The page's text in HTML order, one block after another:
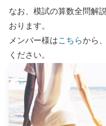
なお、模試の算数全問解
おります。
メンバー様は こちらから
ください。